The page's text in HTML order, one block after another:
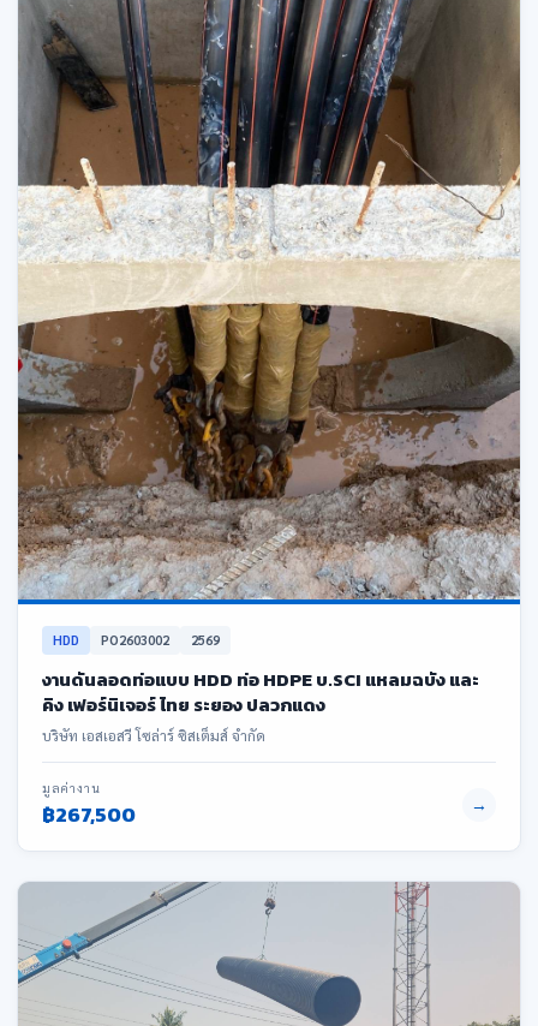
HDD PO2603002 2569
งานดันลอดท่อแบบ HDD ท่อ HDPE บ.SCI แหลมฉบัง และ
คิง เฟอร์นิเจอร์ ไทย ระยอง ปลวกแดง
บริษัท เอสเอสวี โซล่าร์ ซิสเต็มส์ จำกัด
มูลค่างาน
฿267,500 →